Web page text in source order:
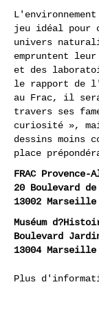
jeu idéal pour
univers
empruntent
et des
le rapport de
au Frac, il
travers ses
curiosité »,
dessins moins
place
FRAC
20 Boulevard de
13002 Marseille
Muséum
Boulevard
13004 Marseille
Plus